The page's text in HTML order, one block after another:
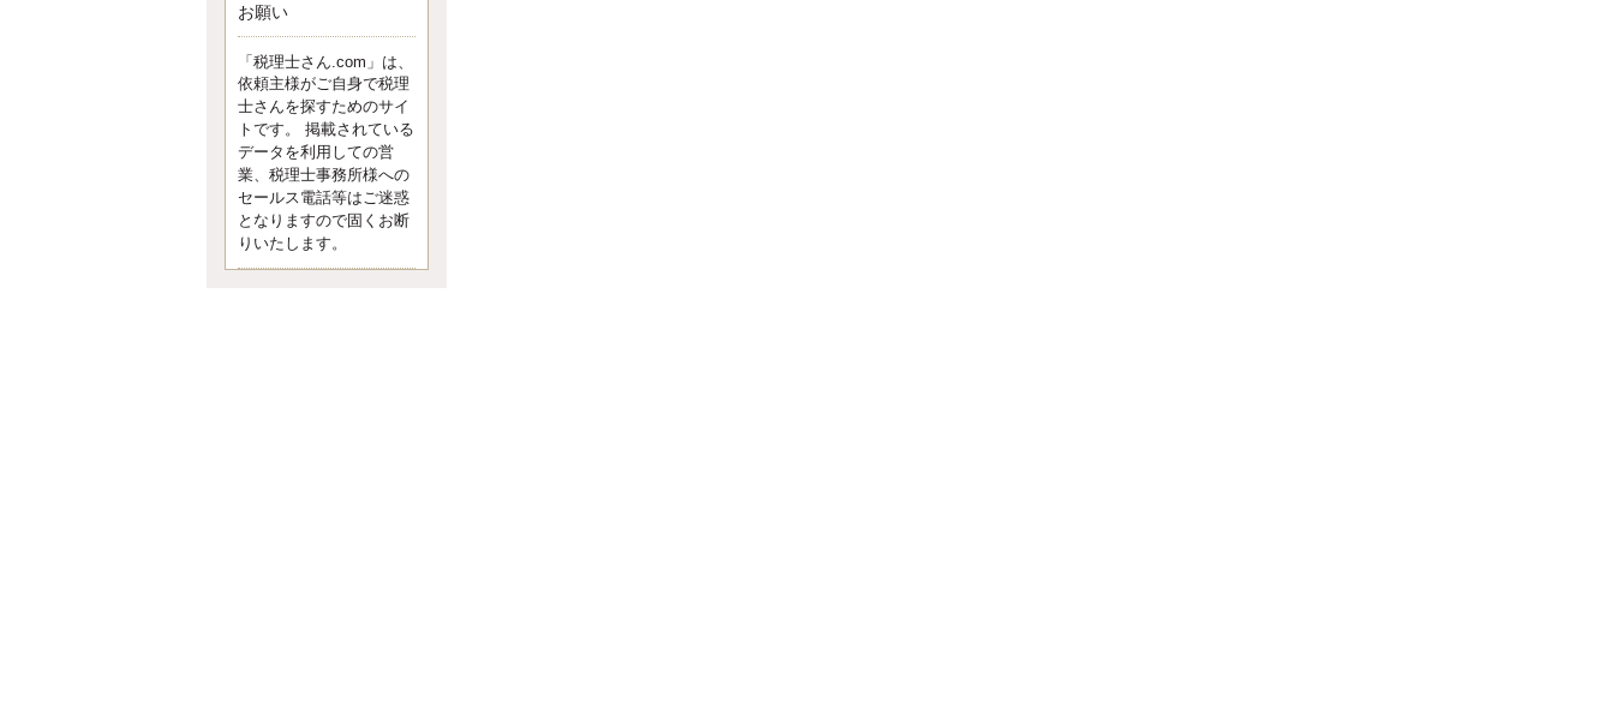
みたいです！
京都のやわらか女性税理
イクメン税理士による税金
ブログです。
なくて七クセ 目は口ほどにモノを
言う 色んなことわざがあります
が、無意識に出ている身体のサイ
ン。 心理学では、ちゃんと意味が
あるようです。 疑問に思ったら考
お願い
「税理士さん.com」は、
依頼主様がご自身で税理
士さんを探すためのサイ
トです。 掲載されている
データを利用しての営
業、税理士事務所様への
セールス電話等はご迷惑
となりますので固くお断
りいたします。